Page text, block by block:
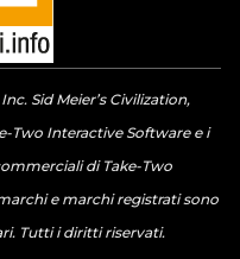
Sid Meier’s Civilization,
Two Interactive Software e i
di Take-Two
e marchi registrati sono
Tutti i diritti riservati.